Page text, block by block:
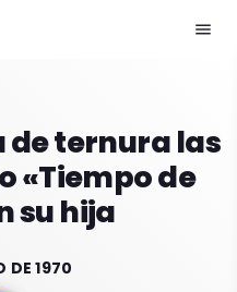
menu
ternura las
«Tiempo de
su hija
DE 1970